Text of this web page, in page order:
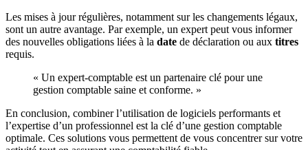
Les mises à jour régulières, notamment sur les changements légaux,
sont un autre avantage. Par exemple, un expert peut vous informer
des nouvelles obligations liées à la date de déclaration ou aux titres
requis.
« Un expert-comptable est un partenaire clé pour une
gestion comptable saine et conforme. »
En conclusion, combiner l’utilisation de logiciels performants et
l’expertise d’un professionnel est la clé d’une gestion comptable
optimale. Ces solutions vous permettent de vous concentrer sur votre